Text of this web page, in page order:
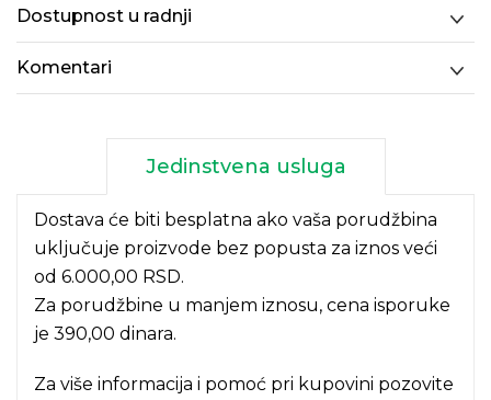
Dostupnost u radnji
Komentari
Jedinstvena usluga
Dostava će biti besplatna ako vaša porudžbina
uključuje proizvode bez popusta za iznos veći
od 6.000,00 RSD.
Za porudžbine u manjem iznosu, cena isporuke
je 390,00 dinara.
Za više informacija i pomoć pri kupovini pozovite